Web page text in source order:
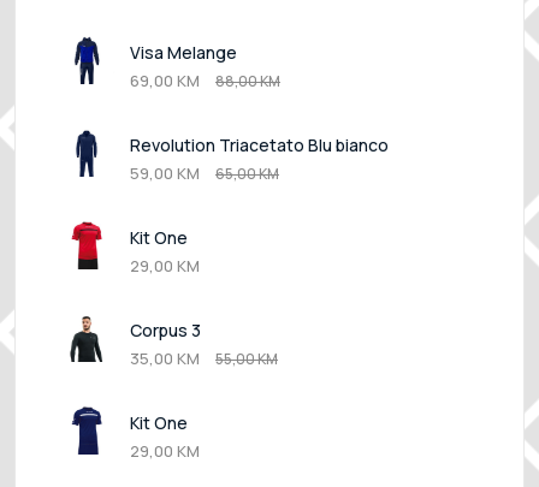
Visa Melange
69,00 KM 88,00 KM
Revolution Triacetato Blu bianco
59,00 KM 65,00 KM
Kit One
29,00 KM
Corpus 3
35,00 KM 55,00 KM
Kit One
29,00 KM